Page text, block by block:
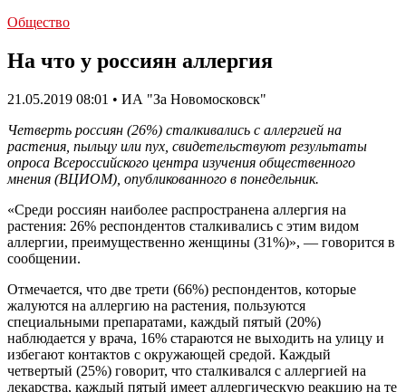
Общество
На что у россиян аллергия
21.05.2019 08:01 • ИА "За Новомосковск"
Четверть россиян (26%) сталкивались с аллергией на
растения, пыльцу или пух, свидетельствуют результаты
опроса Всероссийского центра изучения общественного
мнения (ВЦИОМ), опубликованного в понедельник.
«Среди россиян наиболее распространена аллергия на
растения: 26% респондентов сталкивались с этим видом
аллергии, преимущественно женщины (31%)», — говорится в
сообщении.
Отмечается, что две трети (66%) респондентов, которые
жалуются на аллергию на растения, пользуются
специальными препаратами, каждый пятый (20%)
наблюдается у врача, 16% стараются не выходить на улицу и
избегают контактов с окружающей средой. Каждый
четвертый (25%) говорит, что сталкивался с аллергией на
лекарства, каждый пятый имеет аллергическую реакцию на те